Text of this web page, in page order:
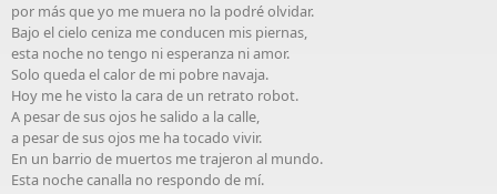
por más que yo me muera no la podré olvidar.
Bajo el cielo ceniza me conducen mis piernas,
esta noche no tengo ni esperanza ni amor.
Solo queda el calor de mi pobre navaja.
Hoy me he visto la cara de un retrato robot.
A pesar de sus ojos he salido a la calle,
a pesar de sus ojos me ha tocado vivir.
En un barrio de muertos me trajeron al mundo.
Esta noche canalla no respondo de mí.